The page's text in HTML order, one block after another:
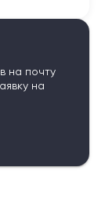
на почту
на